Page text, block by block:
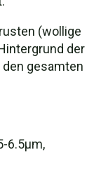
(wollige
der
gesamten
6.5µm,